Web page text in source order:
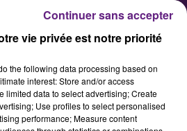
vie privée est notre priorité
the following data processing based on
interest: Store and/or access
limited data to select advertising; Create
Use profiles to select personalised
performance; Measure content
Continuer sans accepter